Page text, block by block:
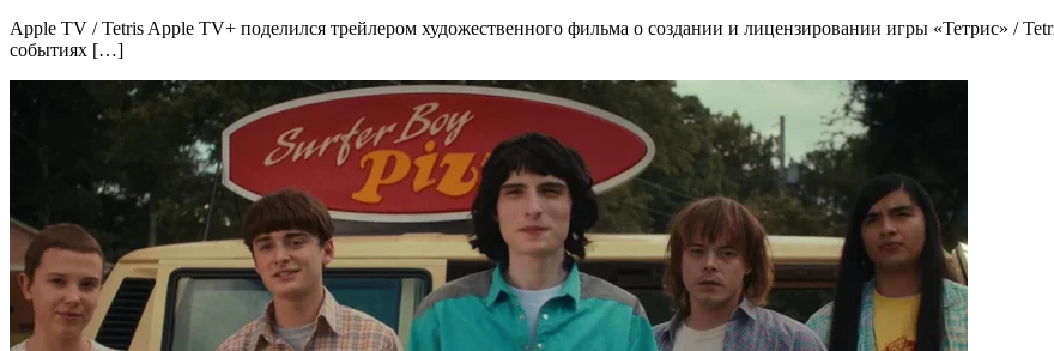
Apple TV / Tetris Apple TV+ поделился трейлером художественного фильма о создании и лицензировании игры «Тетрис» /
событиях […]